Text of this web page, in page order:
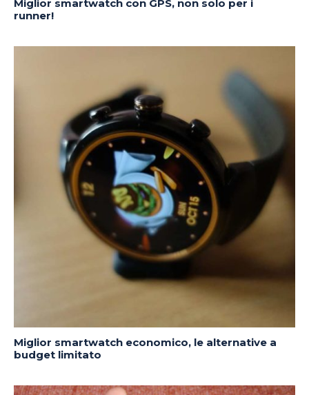
Miglior smartwatch con GPS, non solo per i
runner!
Miglior smartwatch economico, le alternative a
budget limitato